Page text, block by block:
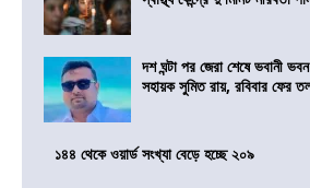
দশ ঘন্টা পর জেরা শেষে ভবানী
সহায়ক সুমিত রায়, রবিবার ফের
১৪৪ থেকে ওয়ার্ড সংখ্যা বেড়ে হচ্ছে ২০৯